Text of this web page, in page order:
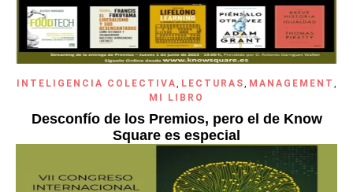
INTELIGENCIA COLECTIVA, LECTURAS, MANAGEMENT ,
MI LIBRO
Desconfío de los Premios, pero el de Know
Square es especial